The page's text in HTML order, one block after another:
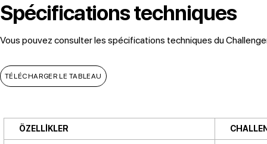
Spécifications techniques
Vous pouvez consulter les spécifications techniques du
TÉLÉCHARGER LE TABLEAU
ÖZELLİKLER